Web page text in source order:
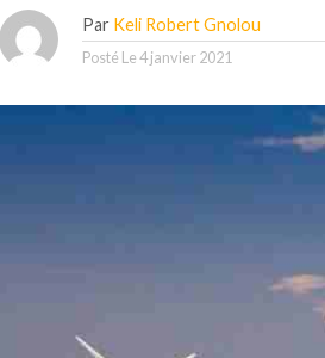
Par Keli Robert Gnolou
Posté Le4 janvier 2021